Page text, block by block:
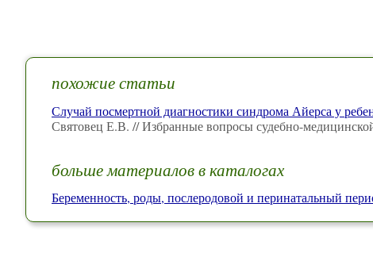
похожие статьи
Случай посмертной диагностики синдрома Айерса у
Святовец Е.В. // Избранные вопросы судебно-
больше материалов в каталогах
Беременность, роды, послеродовой и перинатальный